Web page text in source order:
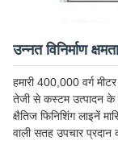
उन्नत विनिर्माण
हमारी 400,000 वर्ग
तेजी से कस्टम उत्पादन के
क्षैतिज फिनिशिंग लाइनें
वाली सतह उपचार प्रदान